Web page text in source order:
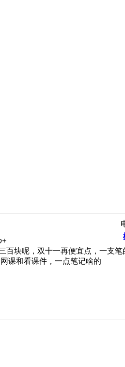
百块呢，双十一再便宜点，一支笔
课和看课件，一点笔记啥的